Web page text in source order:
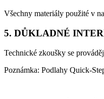
Všechny materiály použité v
5. DŮKLADNÉ
Technické zkoušky se
Poznámka: Podlahy Quick-